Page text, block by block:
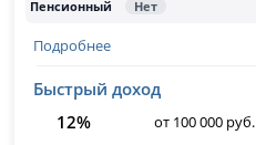
Подробнее
Быстрый доход
12%
от 100 000 руб.